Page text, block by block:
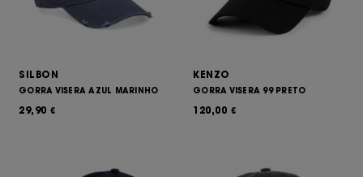
SILBON
GORRA VISERA AZUL MARINHO
29,90 €
KENZO
GORRA VISERA 99 PRETO
120,00 €